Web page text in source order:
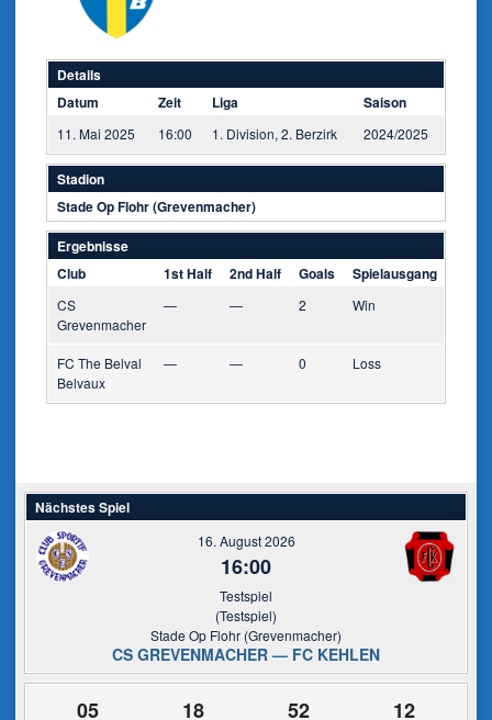
Details
Datum
Zeit Liga Saison
11. Mai 2025 16:00 1. Division, 2. Berzirk 2024/2025
Stadion
Stade Op Flohr (Grevenmacher)
Ergebnisse
Club
1st Half 2nd Half Goals Spielausgang
CS
Grevenmacher
— — 2 Win
FC The Belval
Belvaux
— — 0 Loss
Nächstes Spiel
16. August 2026
16:00
Testspiel
(Testspiel)
Stade Op Flohr (Grevenmacher)
CS GREVENMACHER — FC KEHLEN
05 18 52 11